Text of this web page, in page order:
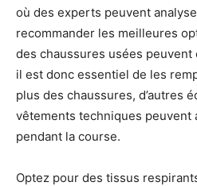
où des experts peuvent
recommander les meilleures
des chaussures usées
il est donc essentiel de les
plus des chaussures, d’autres
vêtements techniques
pendant la course.
Optez pour des tissus